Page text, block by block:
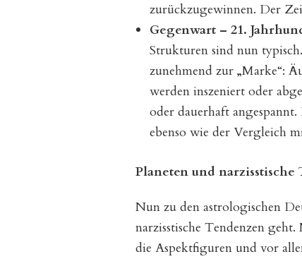
zurückzugewinnen. Der
Gegenwart – 21.
Strukturen sind nun
zunehmend zur „Marke“:
werden inszeniert oder
oder dauerhaft
ebenso wie der Vergleich
Planeten und narzisstische
Nun zu den astrologischen
narzisstische Tendenzen
die Aspektfiguren und vor